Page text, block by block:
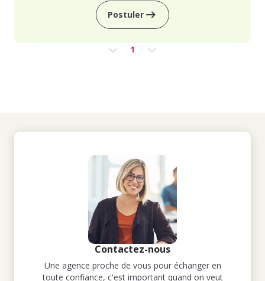
Postuler
1
Contactez-nous
Une agence proche de vous pour échanger en
toute confiance, c'est important quand on veut